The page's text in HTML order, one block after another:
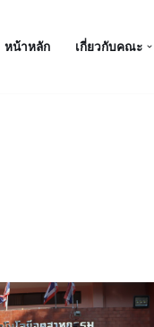
หน้าหลัก เกี่ยวกับคณะ